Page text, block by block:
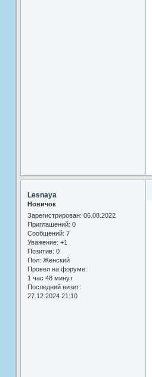
Lesnaya
Новичок
Зарегистрирован: 06.08.2022
Приглашений: 0
Сообщений: 7
Уважение: +1
Позитив: 0
Пол: Женский
Провел на форуме:
1 час 48 минут
Последний визит:
27.12.2024 21:10